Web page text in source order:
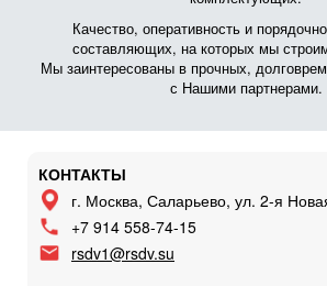
Качество, оперативность и
составляющих, на которых мы
Мы заинтересованы в прочных,
с Нашими партнерами.
КОНТАКТЫ
г. Москва, Саларьево, ул. 2-я
+7 914 558-74-15
rsdv1@rsdv.su